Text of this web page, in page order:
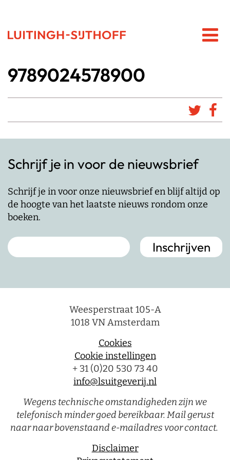
9789024578900
Schrijf je in voor de nieuwsbrief
Schrijf je in voor onze nieuwsbrief en blijf altijd op
de hoogte van het laatste nieuws rondom onze
boeken.
Weesperstraat 105-A
1018 VN Amsterdam
Cookies
Cookie instellingen
+ 31 (0)20 530 73 40
info@lsuitgeverij.nl
Wegens technische omstandigheden zijn we
telefonisch minder goed bereikbaar. Mail gerust
naar naar bovenstaand e-mailadres voor contact.
Disclaimer